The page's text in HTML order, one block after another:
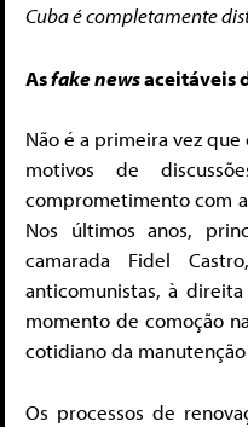
Cuba é completamente
Asfake newsaceitáveis
Não é a primeira vez
motivos de
comprometimento com
Nos últimos anos,
camarada Fidel
anticomunistas, à
momento de comoção
cotidiano da
Os processos de